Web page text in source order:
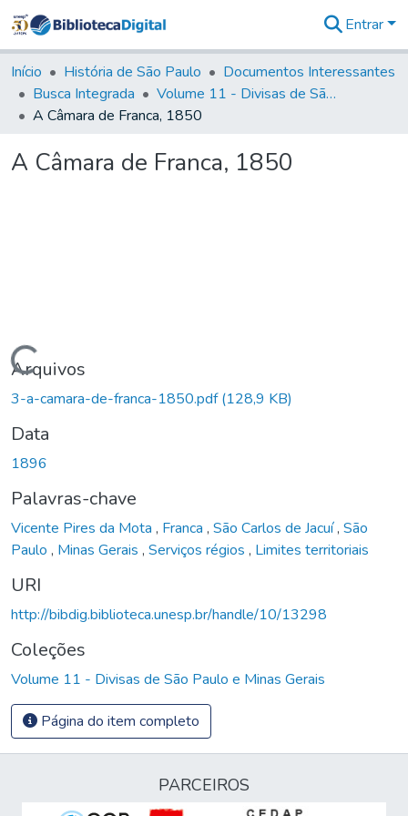
&
Coleções
Tudo na
Biblioteca
Estatísticas
Entrar
Início História de São Paulo
Documentos Interessantes
Busca Integrada
Volume 11 - Divisas de São Paulo e Minas Gerais
A Câmara de Franca, 1850
A Câmara de Franca, 1850
Carregando...
Arquivos
3-a-camara-de-franca-1850.pdf(128,9 KB)
Data
1896
Palavras-chave
Vicente Pires da Mota , Franca , São Carlos de Jacuí, São
Paulo , Minas Gerais , Serviços régios , Limites territoriais
URI
http://bibdig.biblioteca.unesp.br/handle/10/13298
Coleções
Volume 11 - Divisas de São Paulo e Minas Gerais
Página do item completo
PARCEIROS